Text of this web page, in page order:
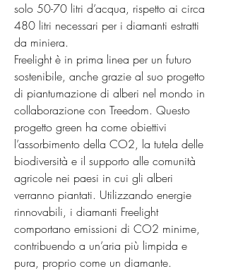
solo 50-70 litri d’acqua, rispetto ai circa
480 litri necessari per i diamanti estratti
da miniera.
Freelight è in prima linea per un futuro
sostenibile, anche grazie al suo progetto
di piantumazione di alberi nel mondo in
collaborazione con Treedom. Questo
progetto green ha come obiettivi
l’assorbimento della CO2, la tutela delle
biodiversità e il supporto alle comunità
agricole nei paesi in cui gli alberi
verranno piantati. Utilizzando energie
rinnovabili, i diamanti Freelight
comportano emissioni di CO2 minime,
contribuendo a un’aria più limpida e
pura, proprio come un diamante.